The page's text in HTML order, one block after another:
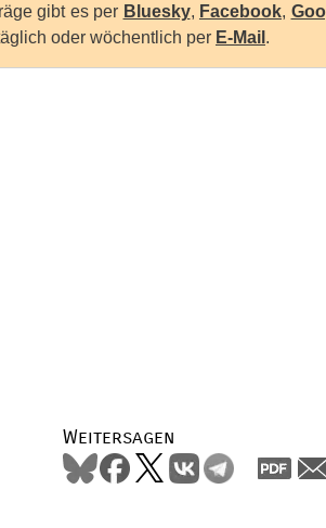
gibt es per Bluesky, Facebook,
oder wöchentlich per E-Mail .
Weitersagen